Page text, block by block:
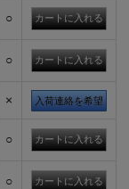
○
○
× 入荷連絡を希望
○
○